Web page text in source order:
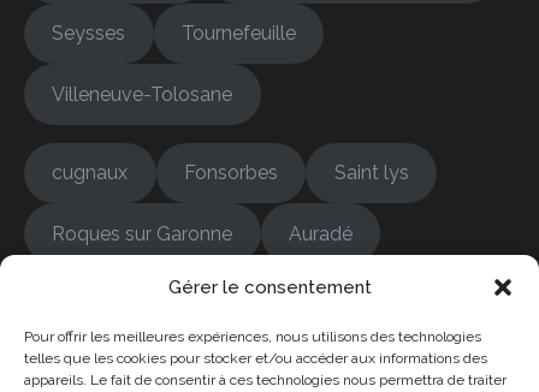
Gérer le consentement
Pour offrir les meilleures expériences, nous utilisons des technologies
telles que les cookies pour stocker et/ou accéder aux informations des
appareils. Le fait de consentir à ces technologies nous permettra de traiter
Seysses Tournefeuille
Villeneuve-Tolosane
cugnaux Fonsorbes Saint lys
Roques sur Garonne Auradé
Bonrepos-sur-Aussonnelle Colomiers
Cambernard Empeaux Fontenilles